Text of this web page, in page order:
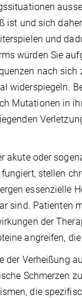
ist und sich
und
würden Sie
nach
widerspiegeln.
Mutationen in
akute oder
stellen
essenzielle
sind. Patienten
der
angreifen,
der Verheißung
Schmerzen
die